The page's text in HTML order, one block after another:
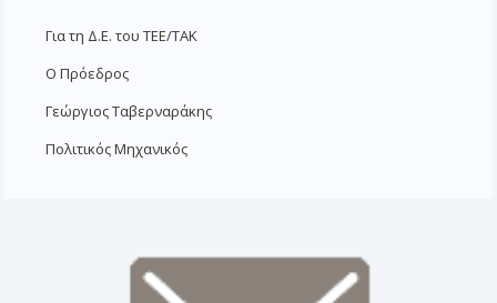
Για τη Δ.Ε. του ΤΕΕ/ΤΑΚ
Ο Πρόεδρος
Γεώργιος Ταβερναράκης
Πολιτικός Μηχανικός